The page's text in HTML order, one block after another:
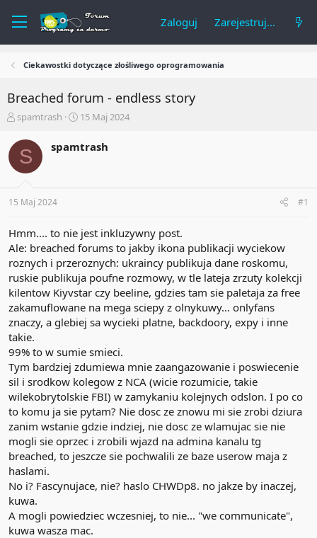
Zaloguj Zarejestruj się
Ciekawostki dotyczące złośliwego oprogramowania
Breached forum - endless story
A
t
o
e
m
t
u
spamtrash
R
z
p
z
y
15 Maj 2024
S spamtrash
15 Maj 2024 #1
Hmm.... to nie jest inkluzywny post.
Ale: breached forums to jakby ikona publikacji wyciekow
roznych i przeroznych: ukraincy publikuja dane roskomu,
ruskie publikuja poufne rozmowy, w tle lateja zrzuty kolekcji
kilentow Kiyvstar czy beeline, gdzies tam sie paletaja za free
zakamuflowane na mega sciepy z olnykuwy... onlyfans
znaczy, a glebiej sa wycieki platne, backdoory, expy i inne
takie.
99% to w sumie smieci.
Tym bardziej zdumiewa mnie zaangazowanie i poswiecenie
sil i srodkow kolegow z NCA (wicie rozumicie, takie
wilekobrytolskie FBI) w zamykaniu kolejnych odslon. I po co
to komu ja sie pytam? Nie dosc ze znowu mi sie zrobi dziura
zanim wstanie gdzie indziej, nie dosc ze wlamujac sie nie
mogli sie oprzec i zrobili wjazd na admina kanalu tg
breached, to jeszcze sie pochwalili ze baze userow maja z
haslami.
No i? Fascynujace, nie? haslo CHWDp8. no jakze by inaczej,
kuwa.
A mogli powiedziec wczesniej, to nie... "we communicate",
kuwa wasza mac.